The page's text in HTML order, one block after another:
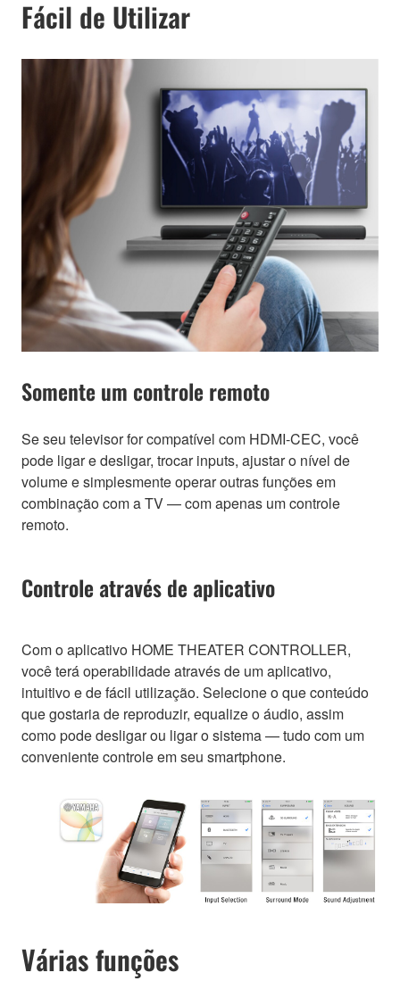
Fácil de Utilizar
Somente um controle remoto
Se seu televisor for compatível com HDMI-CEC, você
pode ligar e desligar, trocar inputs, ajustar o nível de
volume e simplesmente operar outras funções em
combinação com a TV — com apenas um controle
remoto.
Controle através de aplicativo
Com o aplicativo HOME THEATER CONTROLLER,
você terá operabilidade através de um aplicativo,
intuitivo e de fácil utilização. Selecione o que conteúdo
que gostaria de reproduzir, equalize o áudio, assim
como pode desligar ou ligar o sistema — tudo com um
conveniente controle em seu smartphone.
Várias funções